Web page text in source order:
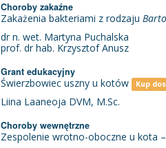
Choroby zakaźne
Zakażenia bakteriami z rodzaju
dr n. wet. Martyna Puchalska
prof. dr hab. Krzysztof Anusz
Grant edukacyjny
Świerzbowiec uszny u kotów Kup
Liina Laaneoja DVM, M.Sc.
Choroby wewnętrzne
Zespolenie wrotno-oboczne u kota